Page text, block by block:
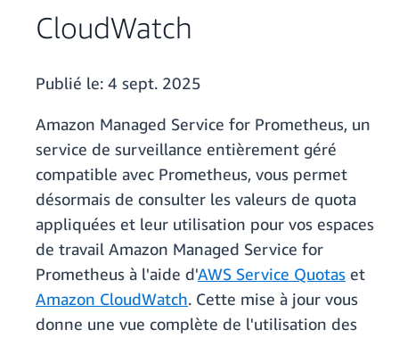
CloudWatch
Publié le: 4 sept. 2025
Amazon Managed Service for Prometheus, un
service de surveillance entièrement géré
compatible avec Prometheus, vous permet
désormais de consulter les valeurs de quota
appliquées et leur utilisation pour vos espaces
de travail Amazon Managed Service for
Prometheus à l'aide d'AWS Service Quotas et
Amazon CloudWatch. Cette mise à jour vous
donne une vue complète de l'utilisation des